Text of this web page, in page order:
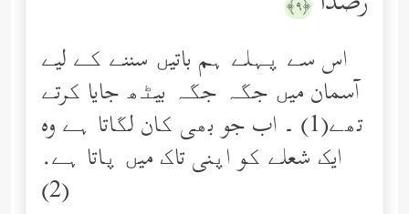
﴿٩﴾
اس سے پہلے ہم باتیں سننے کے لیے
آسمان میں جگہ جگہ بیٹھ جایا کرتے
تھے(1) ۔ اب جو بھی کان لگاتا ہے وه
ایک شعلے کو اپنی تاک میں پاتا ہے.
(2)